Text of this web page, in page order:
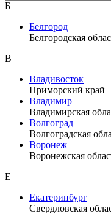
Б
Белгород
Белгородская
В
Владивосток
Приморский край
Владимир
Владимирская
Волгоград
Волгоградская
Воронеж
Воронежская
Е
Екатеринбург
Свердловская